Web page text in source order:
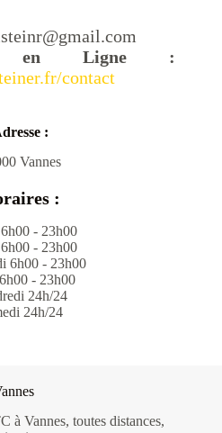
en Ligne :
contact
:
Vannes
:
- 23h00
- 23h00
6h00 - 23h00
- 23h00
24h/24
24h/24
à Vannes, toutes distances,